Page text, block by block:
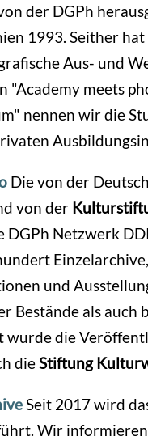
der DGPh
1993. Seither
Aus- und
"Academy meets
nennen wir die
Die von der
von der
DGPh Netzwerk
und
Bestände als auch
wurde die
dieStiftung
Seit 2017 wird
Wir